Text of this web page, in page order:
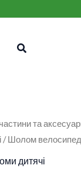
Пошук
та
/ Шолом
дитячі